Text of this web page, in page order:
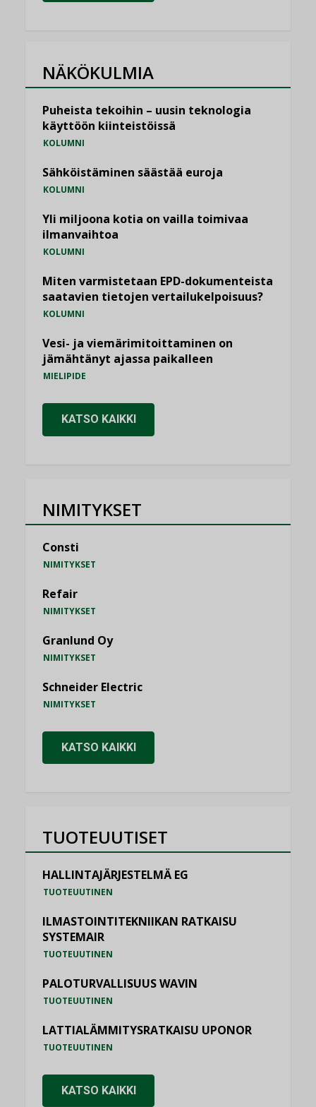
NÄKÖKULMIA
Puheista tekoihin – uusin teknologia
käyttöön kiinteistöissä
KOLUMNI
Sähköistäminen säästää euroja
KOLUMNI
Yli miljoona kotia on vailla toimivaa
ilmanvaihtoa
KOLUMNI
Miten varmistetaan EPD-dokumenteista
saatavien tietojen vertailukelpoisuus?
KOLUMNI
Vesi- ja viemärimitoittaminen on
jämähtänyt ajassa paikalleen
MIELIPIDE
KATSO KAIKKI
NIMITYKSET
Consti
NIMITYKSET
Refair
NIMITYKSET
Granlund Oy
NIMITYKSET
Schneider Electric
NIMITYKSET
KATSO KAIKKI
TUOTEUUTISET
HALLINTAJÄRJESTELMÄ EG
TUOTEUUTINEN
ILMASTOINTITEKNIIKAN RATKAISU
SYSTEMAIR
TUOTEUUTINEN
PALOTURVALLISUUS WAVIN
TUOTEUUTINEN
LATTIALÄMMITYSRATKAISU UPONOR
TUOTEUUTINEN
KATSO KAIKKI